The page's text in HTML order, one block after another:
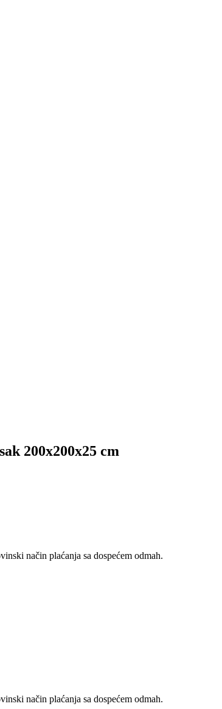
200x200x25 cm
način plaćanja sa dospećem odmah.
način plaćanja sa dospećem odmah.